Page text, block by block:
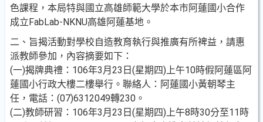
色課程，本局特與國立高雄師範大學於本市阿蓮國小合作
成立FabLab-NKNU高雄阿蓮基地。
二、旨揭活動對學校自造教育執行與推廣有所裨益，請惠
派教師參加，內容摘要如下：
(一)揭牌典禮：106年3月23日(星期四)上午10時假阿蓮區阿
蓮國小行政大樓二樓舉行。聯絡人：阿蓮國小黃朝琴主
任，電話：(07)6312049轉230。
(二)教師研習：106年3月23日(星期四)上午8時30分至11時